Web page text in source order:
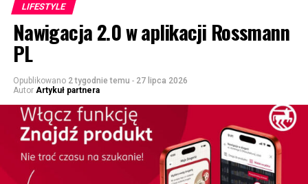
LIFESTYLE
Nawigacja 2.0 w aplikacji Rossmann
PL
Opublikowano 2 tygodnie temu - 27 lipca 2026
Autor Artykuł partnera